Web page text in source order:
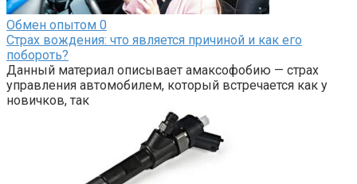
Обмен опытом 0
Страх вождения: что является причиной и как его
побороть?
Данный материал описывает амаксофобию — страх
управления автомобилем, который встречается как у
новичков, так